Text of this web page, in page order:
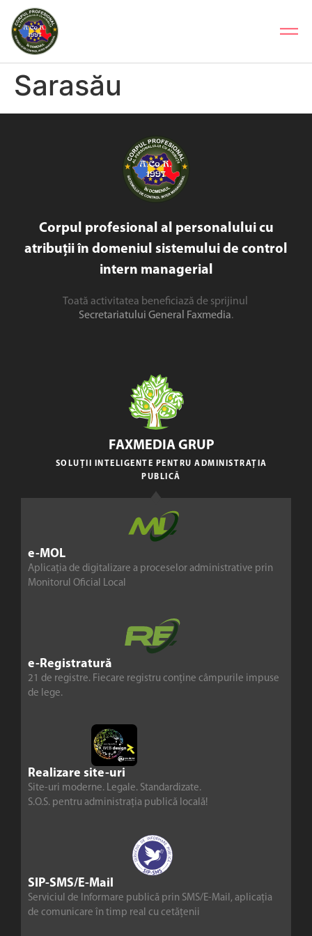
Sarasău
Corpul profesional al personalului cu
atribuții în domeniul sistemului de control
intern managerial
Toată activitatea beneficiază de sprijinul
Secretariatului General Faxmedia.
e-MOL
Aplicația de digitalizare a proceselor administrative prin
Monitorul Oficial Local
e-Registratură
21 de registre. Fiecare registru conține câmpurile impuse
de lege.
Realizare site-uri
Site-uri moderne. Legale. Standardizate.
S.O.S. pentru administrația publică locală!
SIP-SMS/E-Mail
Serviciul de Informare publică prin SMS/E-Mail, aplicația
de comunicare în timp real cu cetățenii
FAXMEDIA GRUP
SOLUȚII INTELIGENTE PENTRU ADMINISTRAȚIA
PUBLICĂ